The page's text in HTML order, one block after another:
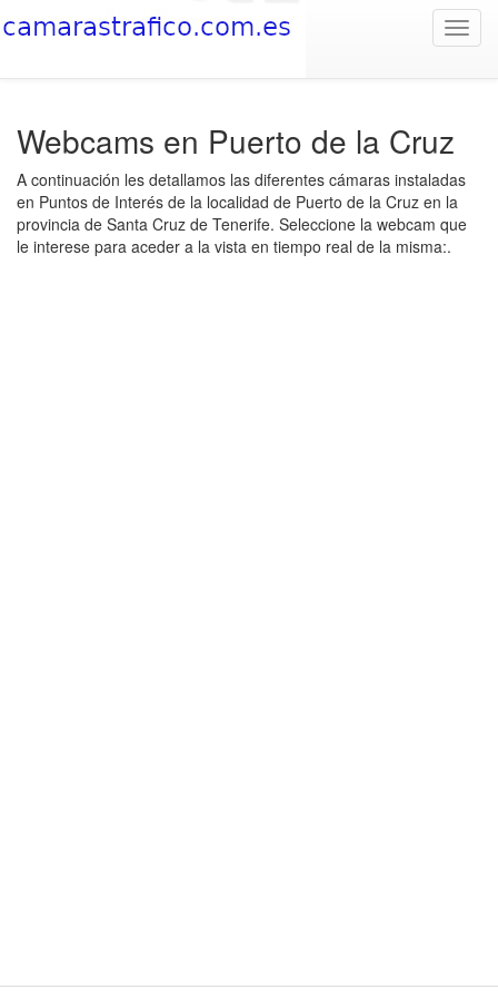
Webcams en Puerto de la Cruz
A continuación les detallamos las diferentes cámaras instaladas
en Puntos de Interés de la localidad de Puerto de la Cruz en la
provincia de Santa Cruz de Tenerife. Seleccione la webcam que
le interese para aceder a la vista en tiempo real de la misma:.